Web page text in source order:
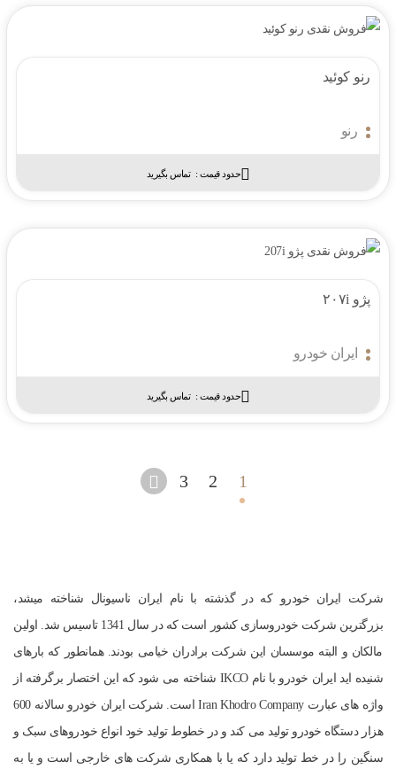
رنو کوئید
رنو
حدود قیمت :‌ تماس بگیرید
پژو ۲۰۷i
ایران خودرو
حدود قیمت :‌ تماس بگیرید
1
2
3
شرکت ایران خودرو که در گذشته با نام ایران ناسیونال شناخته میشد،
بزرگترین شرکت خودروسازی کشور است که در سال 1341 تاسیس شد. اولین
مالکان و البته موسسان این شرکت برادران خیامی بودند. همانطور که بارهای
شنیده اید ایران خودرو با نام IKCO شناخته می شود که این اختصار برگرفته از
واژه های عبارت Iran Khodro Company است. شرکت ایران خودرو سالانه 600
هزار دستگاه خودرو تولید می کند و در خطوط تولید خود انواع خودروهای سبک و
سنگین را در خط تولید دارد که یا با همکاری شرکت های خارجی است و یا به